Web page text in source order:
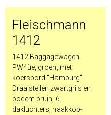
Fleischmann
1412
1412 Baggagewagen
PW4üe, groen, met
koersbord "Hamburg".
Draaistellen zwartgrijs en
bodem bruin, 6
dakluchters, haakkop-